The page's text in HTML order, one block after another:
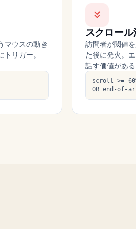
マウスの動き
リガー。
スクロール
訪問者が閾値
た後に発火。
話す価値があ
scroll >=
OR end-of-